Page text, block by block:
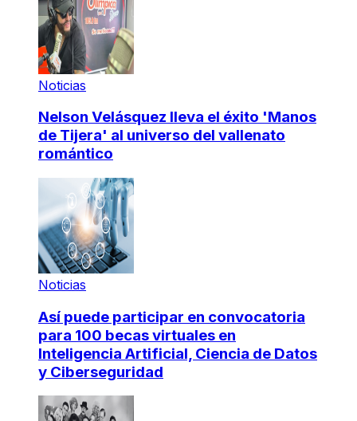
Noticias
Nelson Velásquez lleva el éxito 'Manos
de Tijera' al universo del vallenato
romántico
Noticias
Así puede participar en convocatoria
para 100 becas virtuales en
Inteligencia Artificial, Ciencia de Datos
y Ciberseguridad